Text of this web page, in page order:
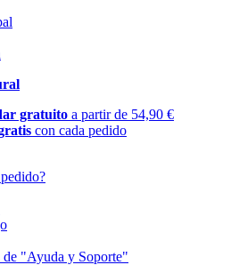
gratuito a partir de 54,90 €
con cada pedido
de "Ayuda y Soporte"